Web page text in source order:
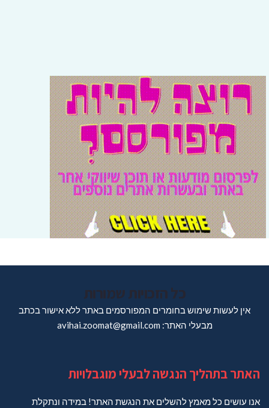
כל הזכויות שמורות
אין לעשות שימוש בחומרים המפורסמים באתר ללא אישור בכתב
מבעלי האתר: avihai.zoomat@gmail.com
האתר בתהליך הנגשה לבעלי מוגבלויות
אנו עושים כל מאמץ להשלים את הנגשת האתר! במידה ונתקלת